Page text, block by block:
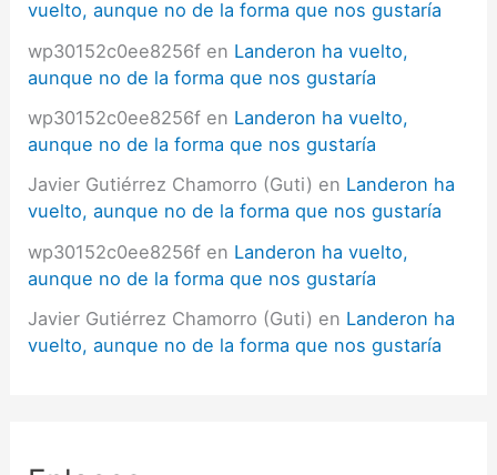
vuelto, aunque no de la forma que nos gustaría
wp30152c0ee8256f en Landeron ha vuelto,
aunque no de la forma que nos gustaría
wp30152c0ee8256f en Landeron ha vuelto,
aunque no de la forma que nos gustaría
Javier Gutiérrez Chamorro (Guti) en Landeron ha
vuelto, aunque no de la forma que nos gustaría
wp30152c0ee8256f en Landeron ha vuelto,
aunque no de la forma que nos gustaría
Javier Gutiérrez Chamorro (Guti) en Landeron ha
vuelto, aunque no de la forma que nos gustaría